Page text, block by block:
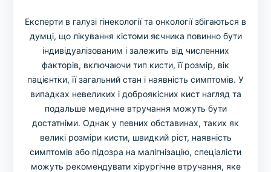
Експерти в галузі гінекології та онкології збігаються в
думці, що лікування кістоми яєчника повинно бути
індивідуалізованим і залежить від численних
факторів, включаючи тип кисти, її розмір, вік
пацієнтки, її загальний стан і наявність симптомів. У
випадках невеликих і доброякісних кист нагляд та
подальше медичне втручання можуть бути
достатніми. Однак у певних обставинах, таких як
великі розміри кисти, швидкий ріст, наявність
симптомів або підозра на малігнізацію, спеціалісти
можуть рекомендувати хірургічне втручання, яке